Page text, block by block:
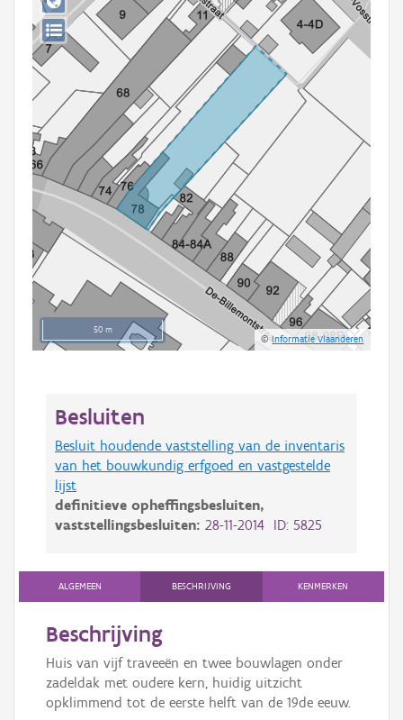
50 m
©Informatie Vlaanderen
Besluiten
Besluit houdende vaststelling van de inventaris
van het bouwkundig erfgoed en vastgestelde
lijst
definitieve opheffingsbesluiten,
vaststellingsbesluiten: 28-11-2014 ID: 5825
ALGEMEEN BESCHRIJVING KENMERKEN
Beschrijving
Huis van vijf traveeën en twee bouwlagen onder
zadeldak met oudere kern, huidig uitzicht
opklimmend tot de eerste helft van de 19de eeuw.